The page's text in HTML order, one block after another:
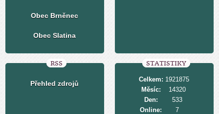
Obec Brněnec
Obec Slatina
RSS
Přehled zdrojů
STATISTIKY
Online: 7
Celkem: 1921875
Měsíc:
14320
Den:
533